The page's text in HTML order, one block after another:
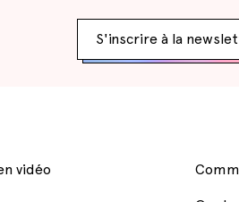
S'inscrire à la
vidéo